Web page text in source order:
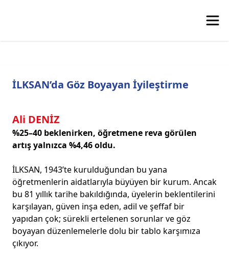
İLKSAN’da Göz Boyayan İyileştirme
Ali DENİZ
%25–40 beklenirken, öğretmene reva görülen
artış yalnızca %4,46 oldu.
İLKSAN, 1943’te kurulduğundan bu yana
öğretmenlerin aidatlarıyla büyüyen bir kurum. Ancak
bu 81 yıllık tarihe bakıldığında, üyelerin beklentilerini
karşılayan, güven inşa eden, adil ve şeffaf bir
yapıdan çok; sürekli ertelenen sorunlar ve göz
boyayan düzenlemelerle dolu bir tablo karşımıza
çıkıyor.